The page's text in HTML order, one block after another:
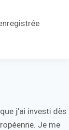
j'ai investi dès
Je me